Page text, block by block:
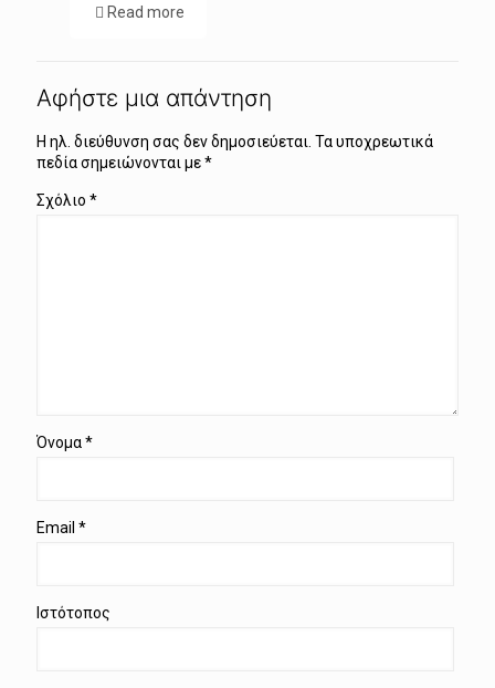
Read more
Αφήστε μια απάντηση
Η ηλ. διεύθυνση σας δεν δημοσιεύεται. Τα υποχρεωτικά
πεδία σημειώνονται με*
Σχόλιο *
Όνομα*
Email *
Ιστότοπος